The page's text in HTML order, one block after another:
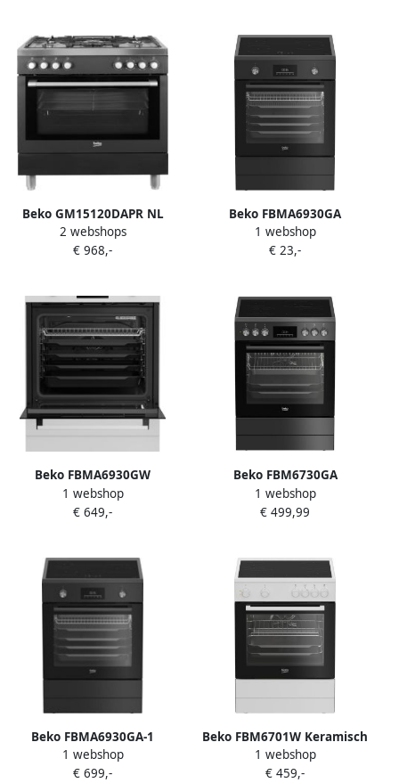
Beko GM15120DAPR NL
Gasfornuis Grijs
2 webshops
€ 968,-
Beko FBMA6930GA
Fornuizen
1 webshop
€ 23,-
Beko FBMA6930GW
Fornuizen
1 webshop
€ 649,-
Beko FBM6730GA
ELEKTRISCH FORNUIS- A
1 webshop
€ 499,99
Beko FBMA6930GA-1
Vrijstaand fornuis Zwar + 3
Jaar Gratis Extra Garantie
1 webshop
€ 699,-
Beko FBM6701W Keramisch
Fornuis
1 webshop
€ 459,-